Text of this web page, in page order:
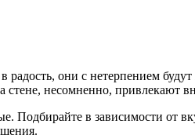
радость, они с нетерпением
несомненно, привлекают
Подбирайте в зависимости от